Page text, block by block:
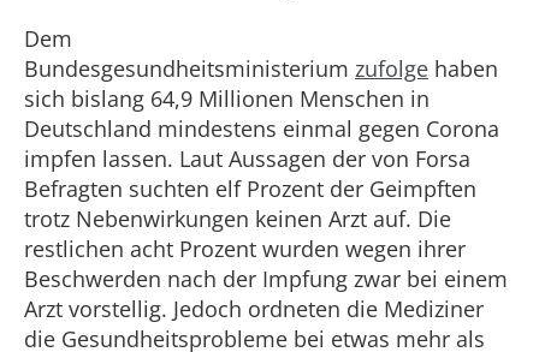
Dem
Bundesgesundheitsministerium zufolge haben
sich bislang 64,9 Millionen Menschen in
Deutschland mindestens einmal gegen Corona
impfen lassen. Laut Aussagen der von Forsa
Befragten suchten elf Prozent der Geimpften
trotz Nebenwirkungen keinen Arzt auf. Die
restlichen acht Prozent wurden wegen ihrer
Beschwerden nach der Impfung zwar bei einem
Arzt vorstellig. Jedoch ordneten die Mediziner
die Gesundheitsprobleme bei etwas mehr als